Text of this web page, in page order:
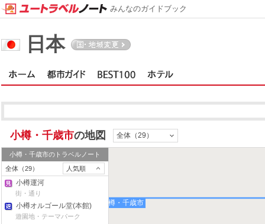
日本
小樽・千歳市の地図 全体（29）
小樽・千歳市のトラベルノート
全体（29）
人気順
小樽運河
街・通り
小樽オルゴール堂(本館)
遊園地・テーマパーク
小樽・千歳市
みんなのガイドブック